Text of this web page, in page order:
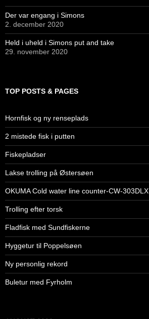
Der var engang i Simons
2. december 2020
Held i uheld i Simons put and take
29. november 2020
TOP POSTS & PAGES
Hornfisk og ny renseplads
2 mistede fisk i putten
Fiskepladser
Lakse trolling på Østersøen
OKUMA Cold water line counter-CW-303DLX
Trolling efter torsk
Fladfisk med Sundfiskerne
Hyggetur til Poppelsøen
Ny personlig rekord
Buletur med Fyrholm